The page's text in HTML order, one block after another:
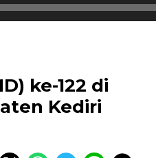
ke-122 di
Kediri